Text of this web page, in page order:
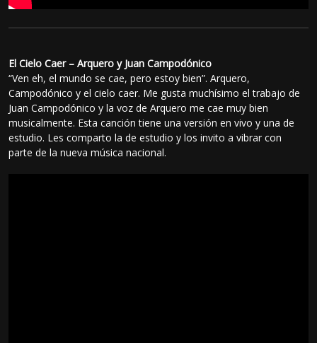
El Cielo Caer – Arquero y Juan Campodónico
“Ven eh, el mundo se cae, pero estoy bien”. Arquero,
Campodónico y el cielo caer. Me gusta muchísimo el trabajo de
Juan Campodónico y la voz de Arquero me cae muy bien
musicalmente. Esta canción tiene una versión en vivo y una de
estudio. Les comparto la de estudio y los invito a vibrar con
parte de la nueva música nacional.